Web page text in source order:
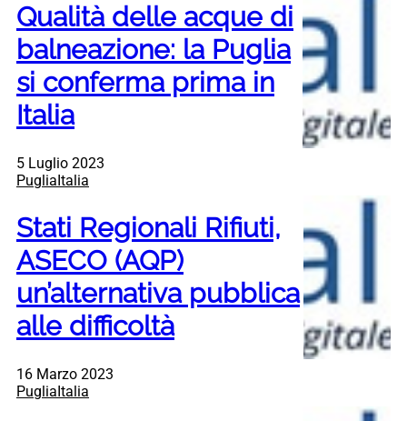
Qualità delle acque di
balneazione: la Puglia
si conferma prima in
Italia
5 Luglio 2023
PugliaItalia
Stati Regionali Rifiuti,
ASECO (AQP)
un’alternativa pubblica
alle difficoltà
16 Marzo 2023
PugliaItalia